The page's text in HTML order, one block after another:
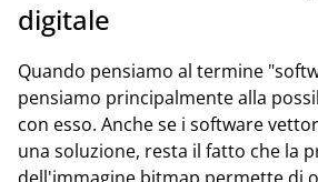
digitale
Quando pensiamo al termine
pensiamo principalmente alla
con esso. Anche se i software
una soluzione, resta il fatto che la